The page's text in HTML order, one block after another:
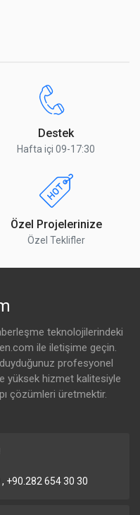
Wi-Fi 6
4 Adet
1 Adet
8W
Destek
Hafta içi 09-17:30
Özel Projelerinize
Özel Teklifler
teknolojilerindeki
ile iletişime geçin.
profesyonel
yüksek hizmet kalitesiyle
çözümleri üretmektir.
+90.282 654 30 30